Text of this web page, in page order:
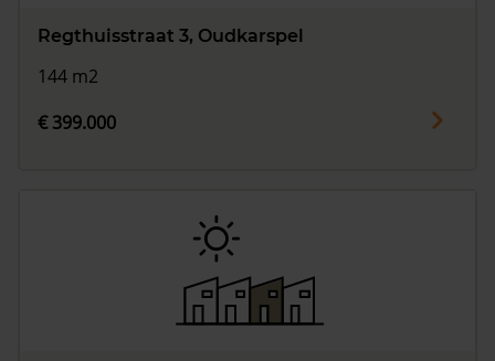
Regthuisstraat 3, Oudkarspel
144 m2
€ 399.000